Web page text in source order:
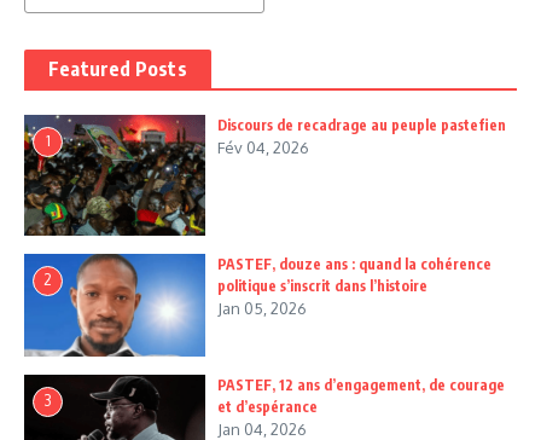
Featured Posts
1
Discours de recadrage au peuple pastefien
Fév 04, 2026
2
PASTEF, douze ans : quand la cohérence
politique s’inscrit dans l’histoire
Jan 05, 2026
3
PASTEF, 12 ans d’engagement, de courage
et d’espérance
Jan 04, 2026